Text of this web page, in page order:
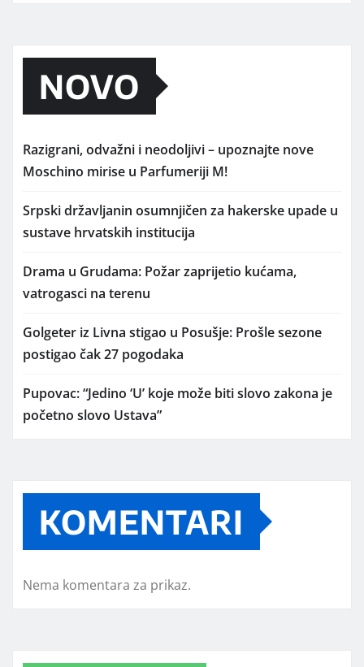
NOVO
Razigrani, odvažni i neodoljivi – upoznajte nove
Moschino mirise u Parfumeriji M!
Srpski državljanin osumnjičen za hakerske upade u
sustave hrvatskih institucija
Drama u Grudama: Požar zaprijetio kućama,
vatrogasci na terenu
Golgeter iz Livna stigao u Posušje: Prošle sezone
postigao čak 27 pogodaka
Pupovac: “Jedino ‘U’ koje može biti slovo zakona je
početno slovo Ustava”
KOMENTARI
Nema komentara za prikaz.